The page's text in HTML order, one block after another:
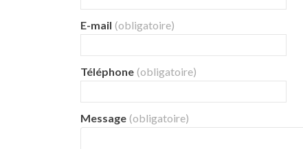
E-mail (obligatoire)
Téléphone (obligatoire)
Message (obligatoire)